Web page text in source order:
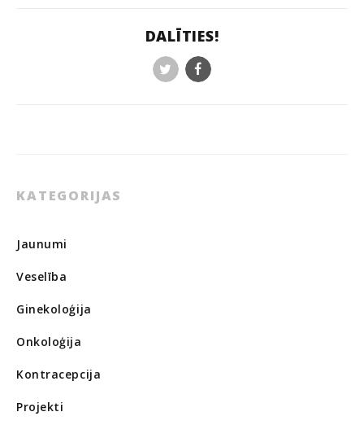
DALĪTIES!
KATEGORIJAS
Jaunumi
Veselība
Ginekoloģija
Onkoloģija
Kontracepcija
Projekti